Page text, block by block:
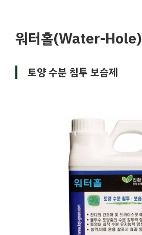
워터홀(Water-Hole)
토양 수분 침투 보습제